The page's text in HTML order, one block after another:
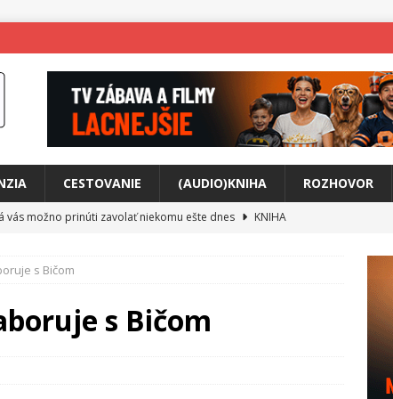
CESTOVANIE (AUDIO)KNIHA ROZHOVOR
vás možno prinúti zavolať niekomu ešte dnes
KNIHA
rozchod
cestou na Monte Mabu
HUDBA
unikátny akustický koncert
s Bičom
s Bičom